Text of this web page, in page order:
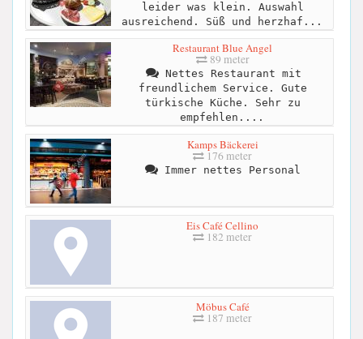
leider was klein. Auswahl
ausreichend. Süß und herzhaf...
Restaurant Blue Angel
89 meter
Nettes Restaurant mit
freundlichem Service. Gute
türkische Küche. Sehr zu
empfehlen....
Kamps Bäckerei
176 meter
Immer nettes Personal
Eis Café Cellino
182 meter
Möbus Café
187 meter